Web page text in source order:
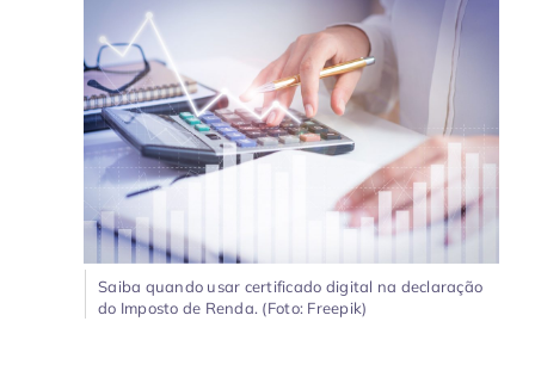
Saiba quando usar certificado digital na declaração
do Imposto de Renda. (Foto: Freepik)